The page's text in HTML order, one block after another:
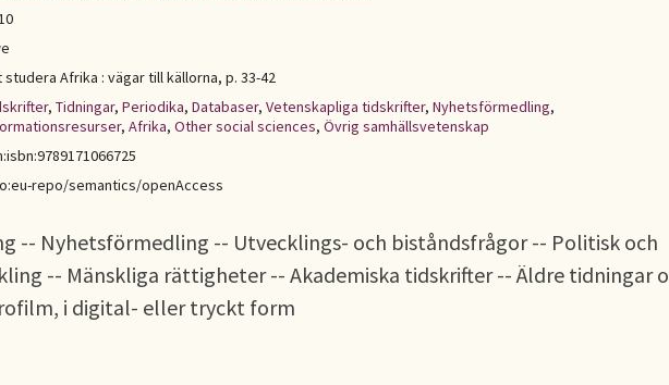
studera Afrika : vägar till källorna, p. 33-42
, Tidningar, Periodika, Databaser, Vetenskapliga tidskrifter, Nyhetsförmedling,
, Afrika, Other social sciences, Övrig samhällsvetenskap
repo/semantics/openAccess
-- Nyhetsförmedling -- Utvecklings- och biståndsfrågor -- Politisk och
-- Mänskliga rättigheter -- Akademiska tidskrifter -- Äldre tidningar
i digital- eller tryckt form